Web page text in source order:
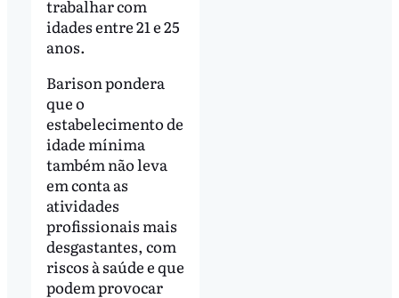
trabalhar com
idades entre 21 e 25
anos.
Barison pondera
que o
estabelecimento de
idade mínima
também não leva
em conta as
atividades
profissionais mais
desgastantes, com
riscos à saúde e que
podem provocar